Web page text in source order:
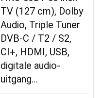
TV (127 cm), Dolby
Audio, Triple Tuner
DVB-C / T2 / S2,
CI+, HDMI, USB,
digitale audio-
uitgang…